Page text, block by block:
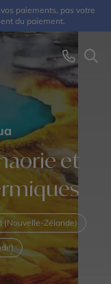
paiements, pas votre
du paiement.
et
(Nouvelle-Zélande)